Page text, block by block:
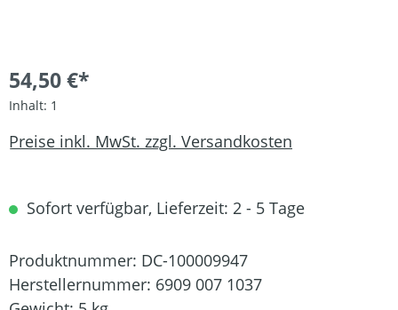
54,50 €*
Inhalt: 1
Preise inkl. MwSt. zzgl. Versandkosten
Sofort verfügbar, Lieferzeit: 2 - 5 Tage
Produktnummer: DC-100009947
Herstellernummer: 6909 007 1037